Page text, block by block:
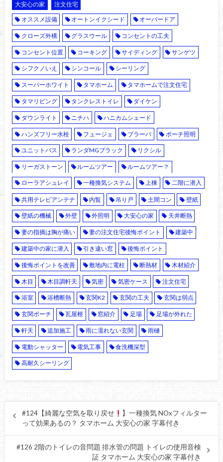
大安心の家
注文住宅
オススメ設備
オートンイクシード オーバードア
クローズ外構 グラスウール コンセントの工夫
コンセント位置 コーキング サイディング サンゲツ
シフクノいえ シンコール シーリング
スーパーホワイト タマホーム タマホームで注文住宅
タマリビング タンクレストイレ ダイケン
ダウンライト ニチハ ハニカムシェード
ハンズフリー水栓 フュージェ ブラーバ ポーチ照明
ユニットバス ランダMGブラック リクシル
リーガストーン ルームツアー ルームツアー？
ローラアシュレイ 一種換気システム 上棟 二階に潜入
共用テレビアンテナ 内覧 吊り戸 土間コン 壁紙
壁紙の機械 外壁 外照明 大安心の家 天井断熱
妻の指摘は胸が痛い 妻の注文住宅後悔ポイント 建築中
建築中の家に潜入 引き違い窓 後悔ポイント
後悔ポイントを改善 敷地内に電柱 断熱材 木材紹介
木目 木目調軒天 気密 気密ケース 注文住宅
浴室 浴槽断熱 玄関K2 玄関の工夫 玄関は弱点
玄関ポーチ 瓦屋根 窓紹介 足場 足場が外れた
軒天 追加施工 雨に濡れない玄関 雨樋
電動シャッター 電気工事 食洗機深型
高耐久シーリング
#124【綺麗な空気を取り戻せ
】一種換気 NOxフィルター
って効果あるの？ タマホーム 大安心の家 字幕付き
#126 2階のトイレの音問題 排水管の問題 トイレの使用音検
証 タマホーム 大安心の家 字幕付き